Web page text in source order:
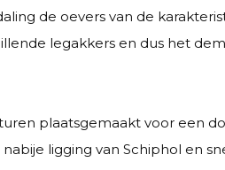
de oevers van de
legakkers en dus het
plaatsgemaakt voor een
ligging van Schiphol en